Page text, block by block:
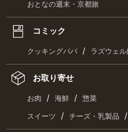
おとなの週末・京都旅
コミック
クッキングパパ / ラズウェル
お取り寄せ
お肉 / 海鮮 / 惣菜
スイーツ / チーズ・乳製品 /